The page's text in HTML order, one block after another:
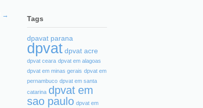
→ Tags
dpavat parana
dpvat dpvat acre
dpvat ceara dpvat em alagoas
dpvat em minas gerais dpvat em
pernambuco dpvat em santa
catarina dpvat em
sao paulo dpvat em